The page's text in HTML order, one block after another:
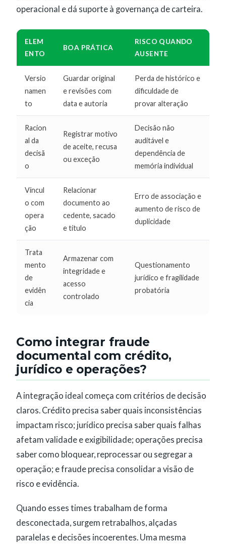
operacional e dá suporte à governança de carteira.
ELEM
ENTO
BOA PRÁTICA
RISCO QUANDO
AUSENTE
Versio
namen
to
Guardar original
e revisões com
data e autoria
Perda de histórico e
dificuldade de
provar alteração
Racion
al da
decisã
o
Registrar motivo
de aceite, recusa
ou exceção
Decisão não
auditável e
dependência de
memória individual
Víncul
o com
opera
ção
Relacionar
documento ao
cedente, sacado
e título
Erro de associação e
aumento de risco de
duplicidade
Trata
mento
de
evidên
cia
Armazenar com
integridade e
acesso
controlado
Questionamento
jurídico e fragilidade
probatória
Como integrar fraude
documental com crédito,
jurídico e operações?
A integração ideal começa com critérios de decisão
claros. Crédito precisa saber quais inconsistências
impactam risco; jurídico precisa saber quais falhas
afetam validade e exigibilidade; operações precisa
saber como bloquear, reprocessar ou segregar a
operação; e fraude precisa consolidar a visão de
risco e evidência.
Quando esses times trabalham de forma
desconectada, surgem retrabalhos, alçadas
paralelas e decisões incoerentes. Uma mesma